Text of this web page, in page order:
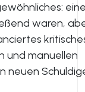
waren,
und manuellen
neuen